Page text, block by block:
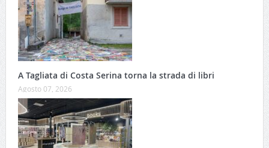
A Tagliata di Costa Serina torna la strada di libri
Agosto 07, 2026